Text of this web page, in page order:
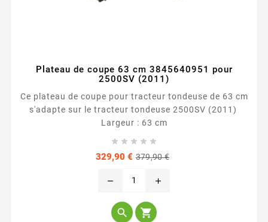
Plateau de coupe 63 cm 3845640951 pour
2500SV (2011)
Ce plateau de coupe pour tracteur tondeuse de 63 cm
s'adapte sur le tracteur tondeuse 2500SV (2011)
Largeur : 63 cm
    
329,90 € 379,90 €
remove add
 